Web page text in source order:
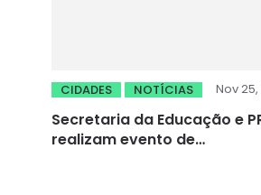
CIDADES NOTÍCIAS Nov
Secretaria da Educação e
realizam evento de